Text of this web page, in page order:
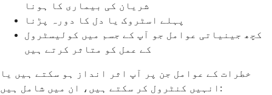
شریان کی بیماری کا ہونا
پہلے اسٹروک یا دل کا دورہ پڑنا
کچھ جینیاتی عوامل جو آپ کے جسم میں کولیسٹرول
کے عمل کو متاثر کرتے ہیں
خطرات کے عوامل جن پر آپ اثر انداز ہو سکتے ہیں یا
انہیں کنٹرول کر سکتے ہیں، ان میں شامل ہیں: